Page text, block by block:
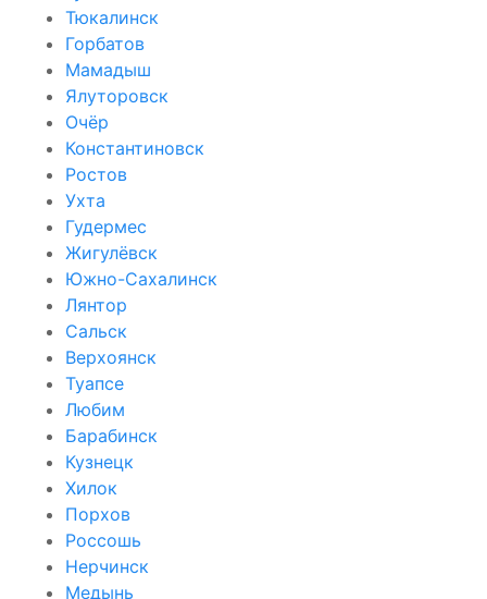
Тюкалинск
Горбатов
Мамадыш
Ялуторовск
Очёр
Константиновск
Ростов
Ухта
Гудермес
Жигулёвск
Южно-Сахалинск
Лянтор
Сальск
Верхоянск
Туапсе
Любим
Барабинск
Кузнецк
Хилок
Порхов
Россошь
Нерчинск
Медынь